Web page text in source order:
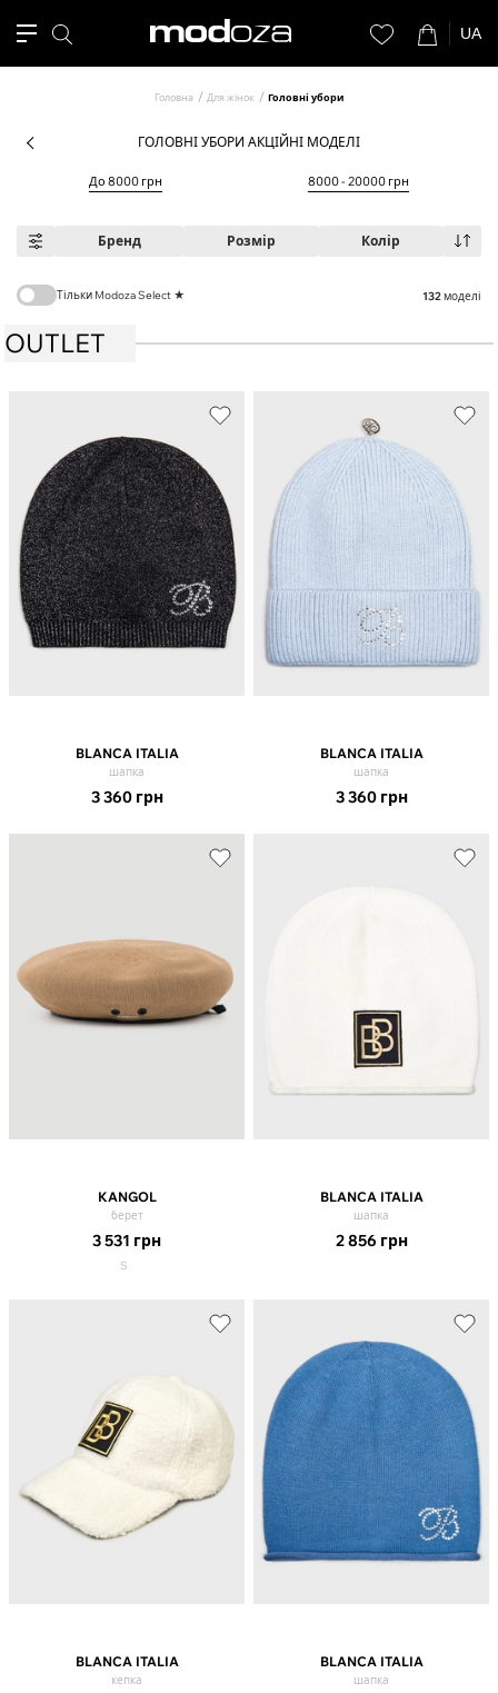
UA
Головна Для жінок Головні убори
ГОЛОВНІ УБОРИ АКЦІЙНІ МОДЕЛІ
До 8000 грн 8000 - 20000 грн
Бренд Розмір Колір
Тільки Modoza Select ★ 132моделі
OUTLET
BLANCA ITALIA
шапка
3 360 грн
BLANCA ITALIA
шапка
3 360 грн
KANGOL
берет
3 531 грн
S
BLANCA ITALIA
шапка
2 856 грн
BLANCA ITALIA
кепка
BLANCA ITALIA
шапка